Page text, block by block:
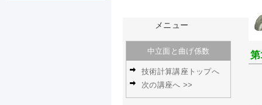
メニュー
中立面と曲げ係数
技術計算講座トップへ
次の講座へ >>